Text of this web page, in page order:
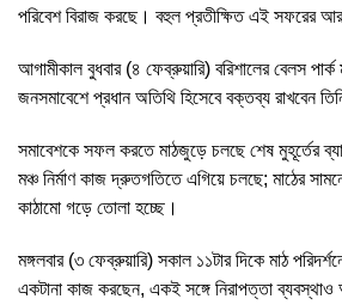
পরিবেশ বিরাজ করছে। বহুল প্রতীক্ষিত এই সফরের
আগামীকাল বুধবার (৪ ফেব্রুয়ারি) বরিশালের বেলস পার্ক
জনসমাবেশে প্রধান অতিথি হিসেবে বক্তব্য রাখবেন
সমাবেশকে সফল করতে মাঠজুড়ে চলছে শেষ মুহূর্তের
মঞ্চ নির্মাণ কাজ দ্রুতগতিতে এগিয়ে চলছে; মাঠের
কাঠামো গড়ে তোলা হচ্ছে।
মঙ্গলবার (৩ ফেব্রুয়ারি) সকাল ১১টার দিকে মাঠ
একটানা কাজ করছেন, একই সঙ্গে নিরাপত্তা